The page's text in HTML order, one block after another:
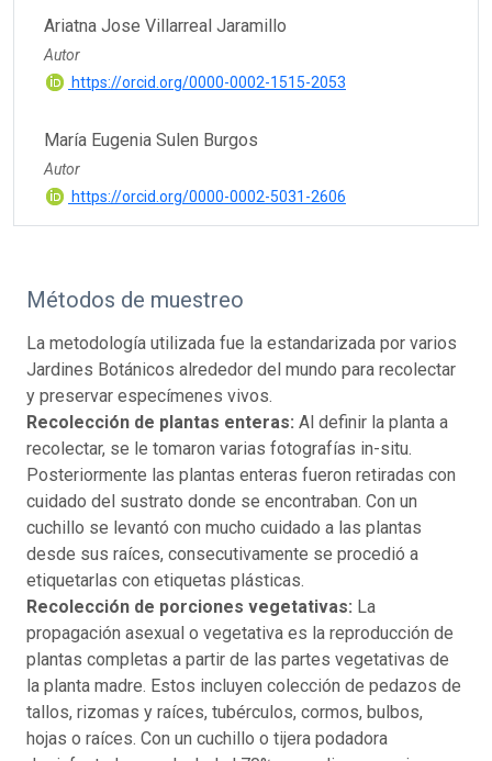
Ariatna Jose Villarreal Jaramillo
Autor
https://orcid.org/0000-0002-1515-2053
María Eugenia Sulen Burgos
Autor
https://orcid.org/0000-0002-5031-2606
Métodos de muestreo
La metodología utilizada fue la estandarizada por varios
Jardines Botánicos alrededor del mundo para recolectar
y preservar especímenes vivos.
Recolección de plantas enteras: Al definir la planta a
recolectar, se le tomaron varias fotografías in-situ.
Posteriormente las plantas enteras fueron retiradas con
cuidado del sustrato donde se encontraban. Con un
cuchillo se levantó con mucho cuidado a las plantas
desde sus raíces, consecutivamente se procedió a
etiquetarlas con etiquetas plásticas.
Recolección de porciones vegetativas: La
propagación asexual o vegetativa es la reproducción de
plantas completas a partir de las partes vegetativas de
la planta madre. Estos incluyen colección de pedazos de
tallos, rizomas y raíces, tubérculos, cormos, bulbos,
hojas o raíces. Con un cuchillo o tijera podadora